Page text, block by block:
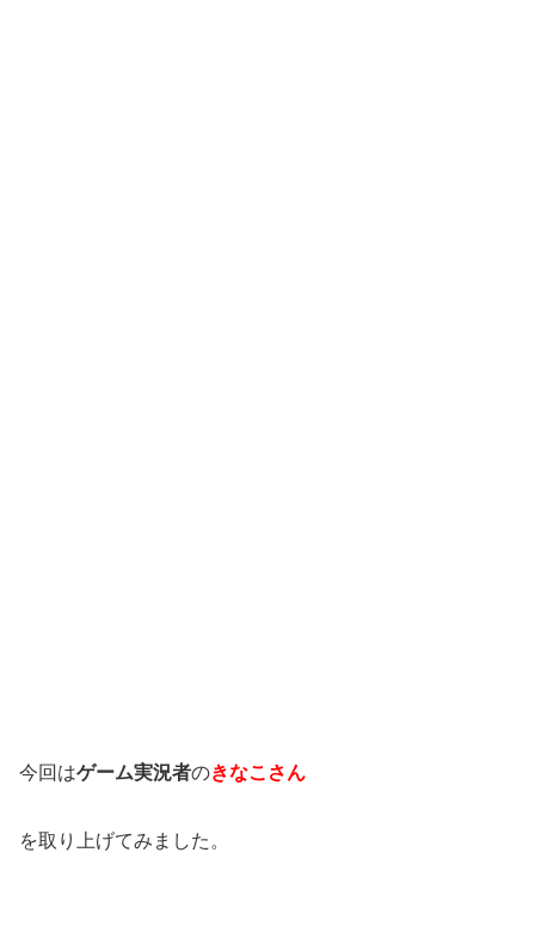
今回はゲーム実況者のきなこさん
を取り上げてみました。